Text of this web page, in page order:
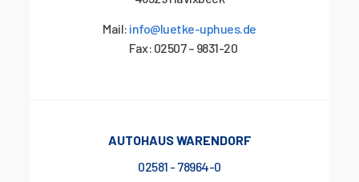
Mail: info@luetke-uphues.de
Fax: 02507 – 9831-20
AUTOHAUS WARENDORF
02581 - 78964-0